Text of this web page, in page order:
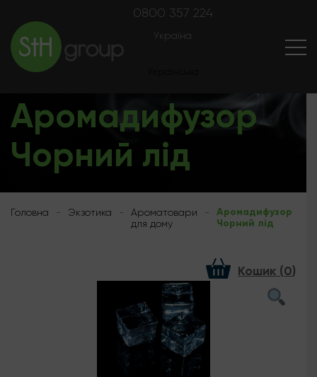
0800 357 224
Україна
Аромадифузор
Чорний лід
Головна - Экзотика -
Ароматовари
для дому
-
Аромадифузор
Чорний лід
Кошик (0)